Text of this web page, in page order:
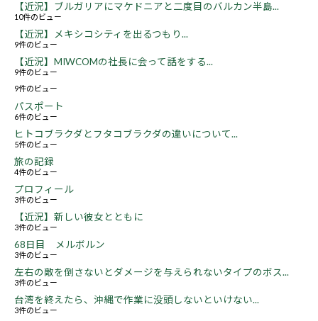
【近況】ブルガリアにマケドニアと二度目のバルカン半島...
10件のビュー
【近況】メキシコシティを出るつもり...
9件のビュー
【近況】MIWCOMの社長に会って話をする...
9件のビュー
9件のビュー
パスポート
6件のビュー
ヒトコブラクダとフタコブラクダの違いについて...
5件のビュー
旅の記録
4件のビュー
プロフィール
3件のビュー
【近況】新しい彼女とともに
3件のビュー
68日目 メルボルン
3件のビュー
左右の敵を倒さないとダメージを与えられないタイプのボス...
3件のビュー
台湾を終えたら、沖縄で作業に没頭しないといけない...
3件のビュー